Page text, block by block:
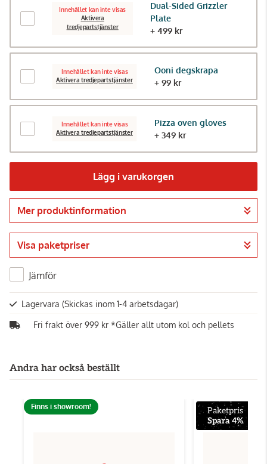
Innehållet kan inte visas
Aktivera
tredjepartstjänster
Dual-Sided Grizzler
Plate
+ 499 kr
Innehållet kan inte visas
Aktivera tredjepartstjänster
Ooni degskrapa
+ 99 kr
Innehållet kan inte visas
Aktivera tredjepartstjänster
Pizza oven gloves
+ 349 kr
Lägg i varukorgen
Gå till kassan
Mer produktinformation
Visa paketpriser
Jämför
Lagervara (Skickas inom 1-4 arbetsdagar)
Fri frakt över 999 kr *Gäller allt utom kol och pellets
Andra har också beställt
Finns i showroom!
Paketpris
Spara 4%